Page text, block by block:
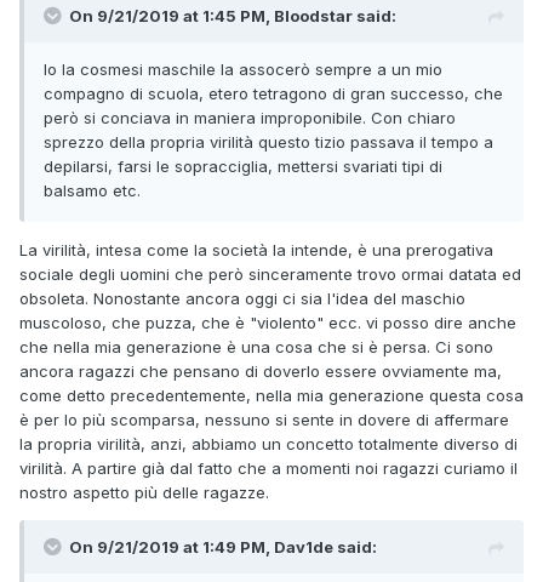
On 9/21/2019 at 1:45 PM, Bloodstar said:
Io la cosmesi maschile la assocerò sempre a un mio
compagno di scuola, etero tetragono di gran successo, che
però si conciava in maniera improponibile. Con chiaro
sprezzo della propria virilità questo tizio passava il tempo a
depilarsi, farsi le sopracciglia, mettersi svariati tipi di
balsamo etc.
La virilità, intesa come la società la intende, è una prerogativa
sociale degli uomini che però sinceramente trovo ormai datata ed
obsoleta. Nonostante ancora oggi ci sia l'idea del maschio
muscoloso, che puzza, che è "violento" ecc. vi posso dire anche
che nella mia generazione è una cosa che si è persa. Ci sono
ancora ragazzi che pensano di doverlo essere ovviamente ma,
come detto precedentemente, nella mia generazione questa cosa
è per lo più scomparsa, nessuno si sente in dovere di affermare
la propria virilità, anzi, abbiamo un concetto totalmente diverso di
virilità. A partire già dal fatto che a momenti noi ragazzi curiamo il
nostro aspetto più delle ragazze.
On 9/21/2019 at 1:49 PM, Dav1de said: